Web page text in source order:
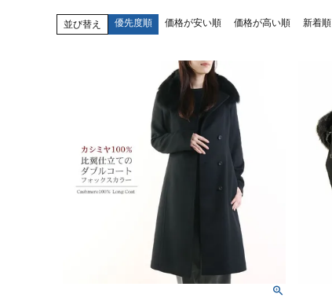
並び替え 優先度順 価格が安い順 価格が高い順 新着順